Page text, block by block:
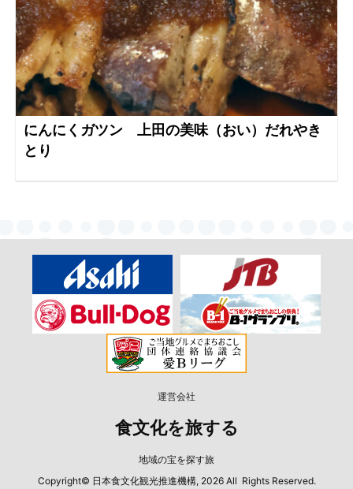
にんにくガツン 上田の美味（おい）だれやき
とり
運営会社
食文化を旅する
地域の宝を探す旅
Copyright© 日本食文化観光推進機構, 2026 All Rights Reserved.